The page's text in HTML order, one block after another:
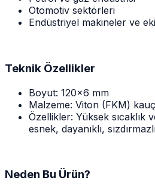
Otomotiv sektörleri
Endüstriyel makineler ve
Teknik Özellikler
Boyut: 120x6 mm
Malzeme: Viton (FKM)
Özellikler: Yüksek sıcaklık
esnek, dayanıklı,
Neden Bu Ürün?